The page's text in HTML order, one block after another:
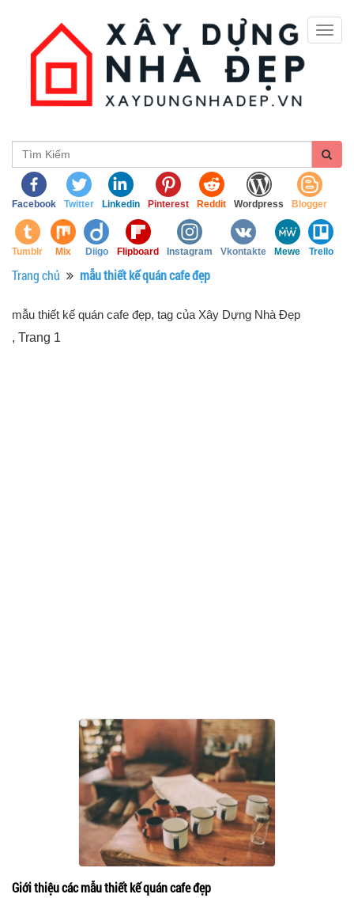
Facebook Twitter Linkedin Pinterest Reddit Wordpress Blogger
Tumblr Mix Diigo Flipboard Instagram Vkontakte Mewe Trello
Trang chủ mẫu thiết kế quán cafe đẹp
mẫu thiết kế quán cafe đẹp, tag của Xây Dựng Nhà Đẹp
, Trang 1
Giới thiệu các mẫu thiết kế quán cafe đẹp